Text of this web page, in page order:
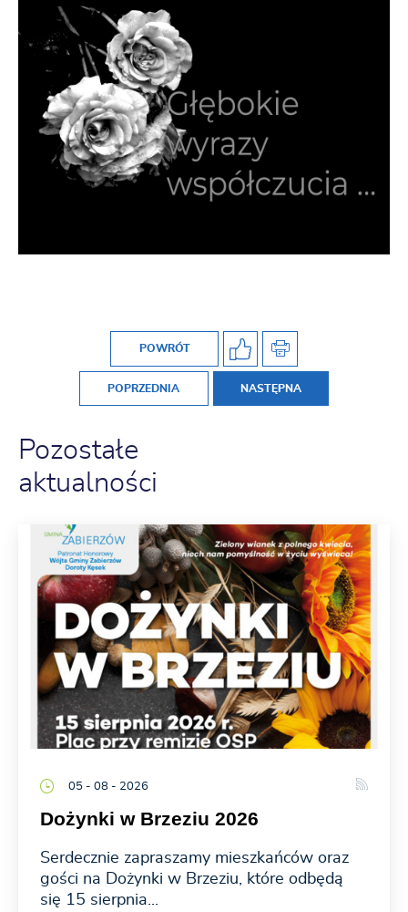
POWRÓT
POPRZEDNIA NASTĘPNA
Pozostałe
aktualności
05 - 08 - 2026
Dożynki w Brzeziu 2026
Serdecznie zapraszamy mieszkańców oraz
gości na Dożynki w Brzeziu, które odbędą
się 15 sierpnia...